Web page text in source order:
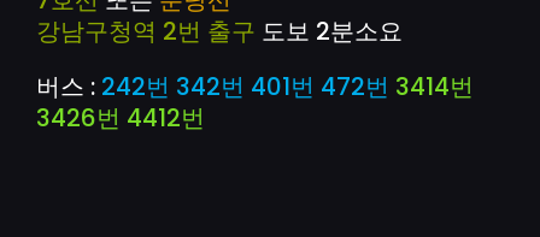
강남구청역 2번 출구 도보 2분소요
버스 : 242번 342번 401번 472번 3414번
3426번 4412번